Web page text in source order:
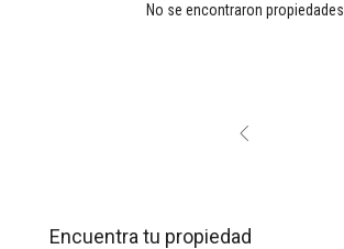
No se encontraron propiedades.
Encuentra tu propiedad